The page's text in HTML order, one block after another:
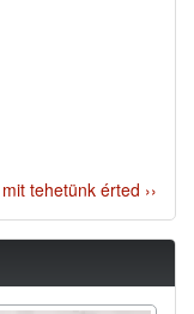
tehetünk érted ››